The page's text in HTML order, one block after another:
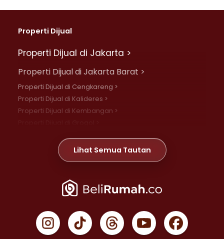
Properti Dijual
Properti Dijual di Jakarta >
Properti Dijual di Jakarta Barat >
Properti Dijual di Cengkareng >
Properti Dijual di Kalideres >
Properti Dijual di Kembangan >
Properti Dijual di Meruya >
Properti Dijual di Jelambar >
Properti Dijual di Jakarta Pusat >
Properti Dijual di Gambir >
Properti Dijual di Johar Baru >
Lihat Semua Tautan